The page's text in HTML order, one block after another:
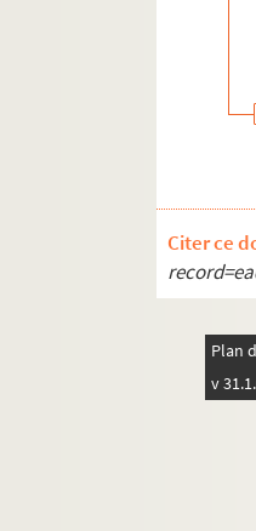
Citer ce
Plan
v